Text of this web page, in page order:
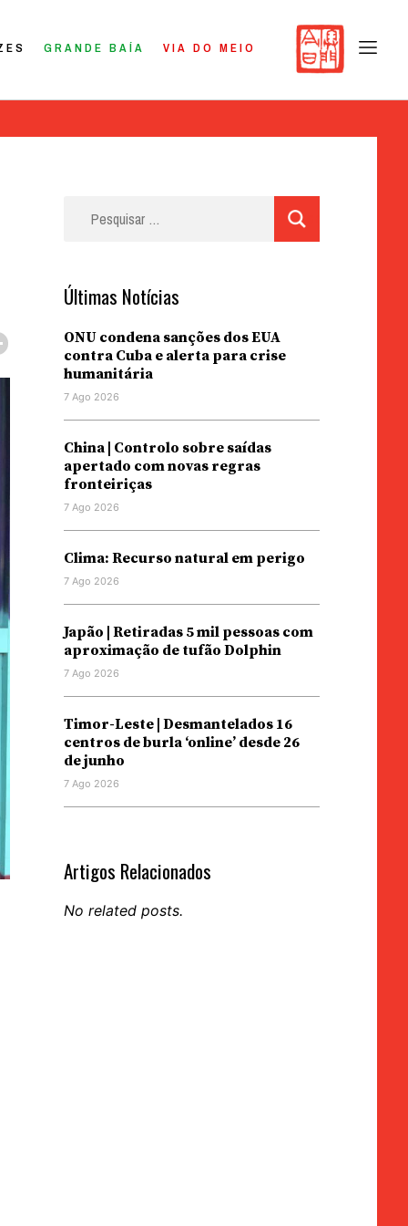
GRANDE BAÍA VIA DO MEIO
Últimas Notícias
ONU condena sanções dos EUA
contra Cuba e alerta para crise
humanitária
7 Ago 2026
China | Controlo sobre saídas
apertado com novas regras
fronteiriças
7 Ago 2026
Clima: Recurso natural em perigo
7 Ago 2026
Japão | Retiradas 5 mil pessoas com
aproximação de tufão Dolphin
7 Ago 2026
Timor-Leste | Desmantelados 16
centros de burla ‘online’ desde 26
de junho
7 Ago 2026
Artigos Relacionados
No related posts.